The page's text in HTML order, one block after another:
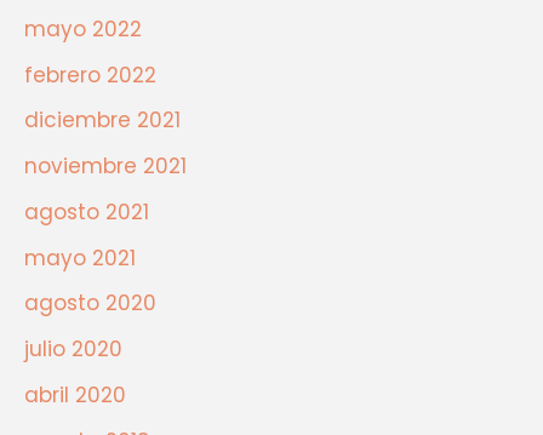
mayo 2022
febrero 2022
diciembre 2021
noviembre 2021
agosto 2021
mayo 2021
agosto 2020
julio 2020
abril 2020